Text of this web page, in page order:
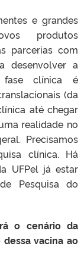
e grandes
produtos
parcerias com
desenvolver a
clínica é
(da
até chegar
realidade no
Precisamos
clínica. Há
UFPel já estar
Pesquisa do
o cenário da
vacina ao